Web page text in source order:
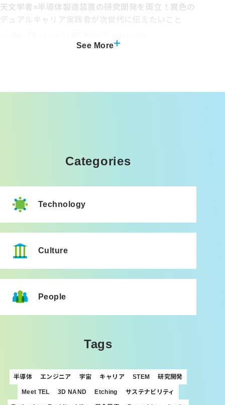
天文学者×半導体製造装置の研究開発を両立！異色の
See More
Categories
Technology
Culture
People
Tags
半導体 エンジニア 宇宙 キャリア STEM 研究開発
Meet TEL 3D NAND Etching サステナビリティ